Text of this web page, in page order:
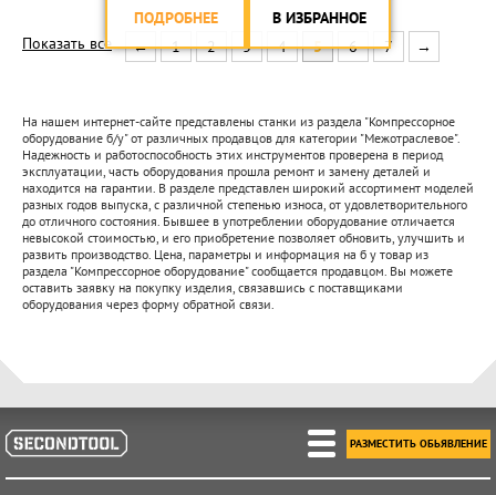
ПОДРОБНЕЕ
В ИЗБРАННОЕ
Показать все
← 1 2 3 4 5 6 7 →
На нашем интернет-сайте представлены станки из раздела "Компрессорное
оборудование б/у" от различных продавцов для категории "Межотраслевое".
Надежность и работоспособность этих инструментов проверена в период
эксплуатации, часть оборудования прошла ремонт и замену деталей и
находится на гарантии. В разделе представлен широкий ассортимент моделей
разных годов выпуска, с различной степенью износа, от удовлетворительного
до отличного состояния. Бывшее в употреблении оборудование отличается
невысокой стоимостью, и его приобретение позволяет обновить, улучшить и
развить производство. Цена, параметры и информация на б у товар из
раздела "Компрессорное оборудование" сообщается продавцом. Вы можете
оставить заявку на покупку изделия, связавшись с поставщиками
оборудования через форму обратной связи.
РАЗМЕСТИТЬ ОБЬЯВЛЕНИЕ